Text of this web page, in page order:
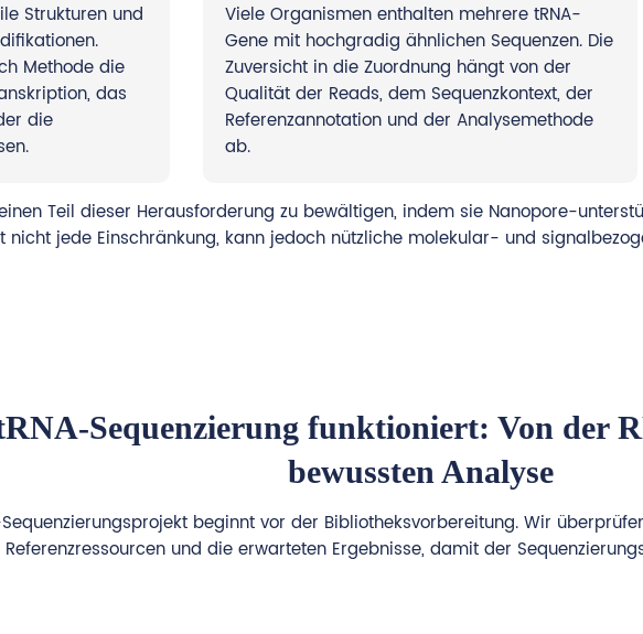
Strukturen und
Methode die
das
die
Viele Organismen enthalten mehrere tRNA-
Gene mit hochgradig ähnlichen Sequenzen. Die
Zuversicht in die Zuordnung hängt von der
Qualität der Reads, dem Sequenzkontext, der
Referenzannotation und der Analysemethode
ab.
Teil dieser Herausforderung zu bewältigen, indem sie Nanopore-
nicht jede Einschränkung, kann jedoch nützliche molekular- und
Sequenzierung funktioniert: Von der
bewussten Analyse
beginnt vor der Bibliotheksvorbereitung. Wir
und die erwarteten Ergebnisse, damit der